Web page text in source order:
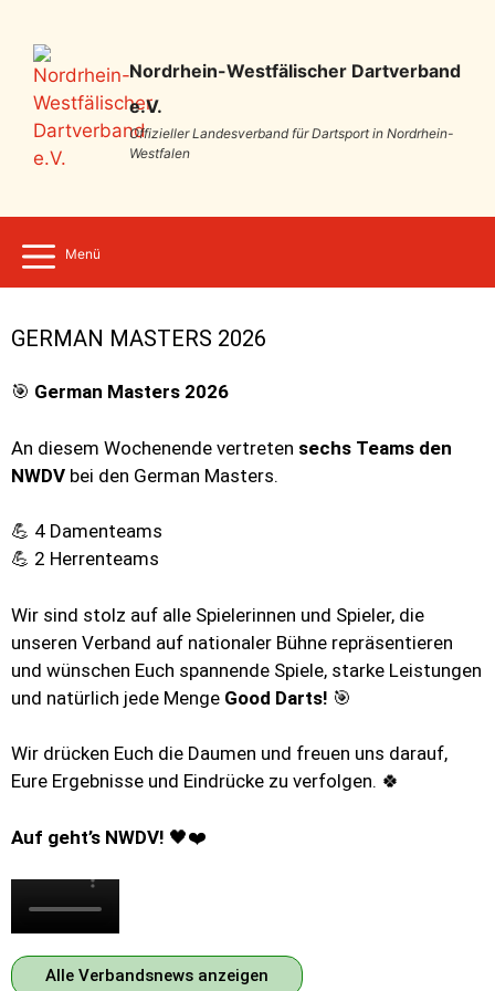
Nordrhein-Westfälischer Dartverband
e.V.
Offizieller Landesverband für Dartsport in Nordrhein-
Westfalen
Menü
GERMAN MASTERS 2026
🎯 German Masters 2026
An diesem Wochenende vertreten sechs Teams den
NWDV bei den German Masters.
💪 4 Damenteams
💪 2 Herrenteams
Wir sind stolz auf alle Spielerinnen und Spieler, die
unseren Verband auf nationaler Bühne repräsentieren
und wünschen Euch spannende Spiele, starke Leistungen
und natürlich jede Menge Good Darts! 🎯
Wir drücken Euch die Daumen und freuen uns darauf,
Eure Ergebnisse und Eindrücke zu verfolgen. 🍀
Auf geht’s NWDV! 🖤❤️
Alle Verbandsnews anzeigen